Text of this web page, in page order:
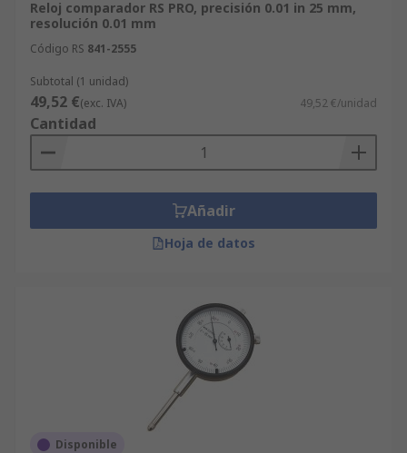
Reloj comparador RS PRO, precisión 0.01 in 25 mm,
resolución 0.01 mm
Código RS 841-2555
Subtotal (1 unidad)
49,52 €(exc. IVA) 49,52 €/unidad
Cantidad
Añadir
Hoja de datos
Disponible